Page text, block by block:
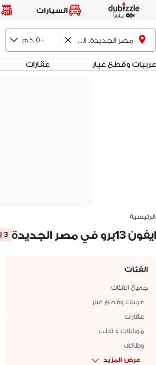
السيارات
مصر الجديدة, القاهرة +0 كم
عربيات وقطع غيار عقارات
الرئيسية
ايفون 13برو في مصر الجديدة 3 إعلانات
الفئات
جميع الفئات
عربيات وقطع غيار
عقارات
موبايلات و تابلت
وظائف
عرض المزيد